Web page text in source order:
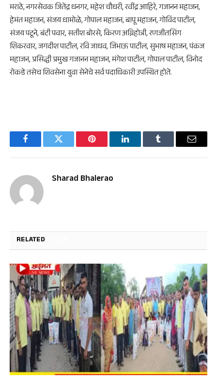
मराठे, नगरसेवक जितेंद्र धनगर, महेश चौधरी, रवींद्र आहिरे, गजानन महाजन,
हेमंत महाजन, संजय धामोळे, गोपाल महाजन, बापू महाजन, गोविंद पाटील,
संजय पटूने, बंटी पवार, सतीश बोरसे, किरण अग्निहोत्री, रणजीतसिंग
शिकरवार, जगदीश पाटील, रवि जाधव, जिभाऊ पाटील, सुभाष महाजन, पंकज
महाजन, प्रसिद्धी प्रमुख गजानन महाजन, मंगेश पाटील, गोपाल पाटील, विनोद
रोकडे तसेच शिवसेना युवा सेनेचे सर्व पदाधिकारी उपस्थित होते.
FacebookTwitter Pinterest LinkedInTumblr Email
Sharad Bhalerao
RELATED